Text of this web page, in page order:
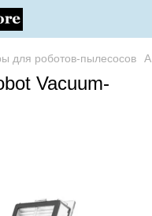
для роботов-пылесосов
Vacuum-